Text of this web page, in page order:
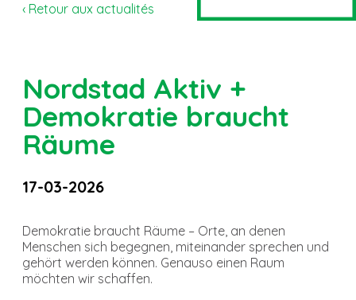
‹ Retour aux actualités
Nordstad Aktiv +
Demokratie braucht
Räume
17-03-2026
Demokratie braucht Räume – Orte, an denen
Menschen sich begegnen, miteinander sprechen und
gehört werden können. Genauso einen Raum
möchten wir schaffen.